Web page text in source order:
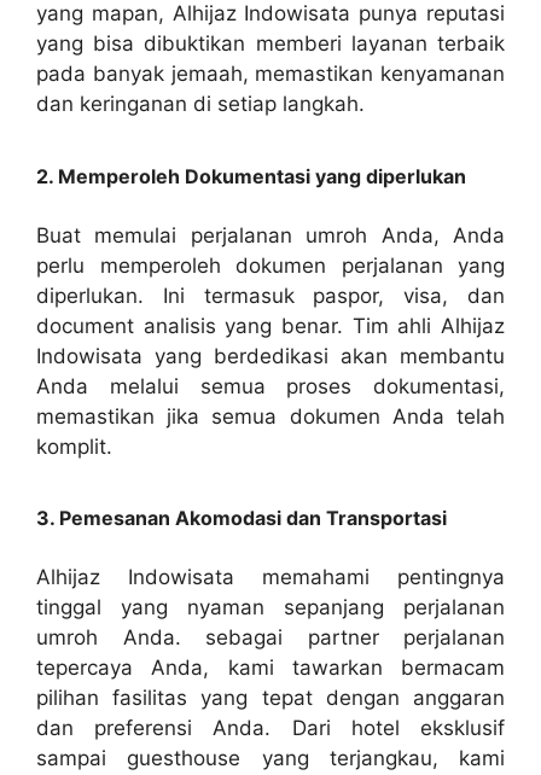
yang mapan, Alhijaz Indowisata punya reputasi
yang bisa dibuktikan memberi layanan terbaik
pada banyak jemaah, memastikan kenyamanan
dan keringanan di setiap langkah.
2. Memperoleh Dokumentasi yang diperlukan
Buat memulai perjalanan umroh Anda, Anda
perlu memperoleh dokumen perjalanan yang
diperlukan. Ini termasuk paspor, visa, dan
document analisis yang benar. Tim ahli Alhijaz
Indowisata yang berdedikasi akan membantu
Anda melalui semua proses dokumentasi,
memastikan jika semua dokumen Anda telah
komplit.
3. Pemesanan Akomodasi dan Transportasi
Alhijaz Indowisata memahami pentingnya
tinggal yang nyaman sepanjang perjalanan
umroh Anda. sebagai partner perjalanan
tepercaya Anda, kami tawarkan bermacam
pilihan fasilitas yang tepat dengan anggaran
dan preferensi Anda. Dari hotel eksklusif
sampai guesthouse yang terjangkau, kami